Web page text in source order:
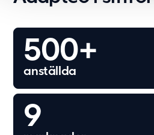
500+
anställda
9